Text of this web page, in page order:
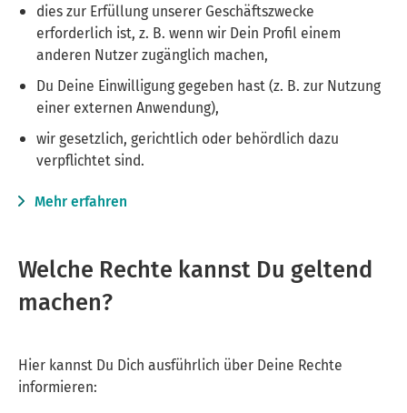
dies zur Erfüllung unserer Geschäftszwecke
erforderlich ist, z. B. wenn wir Dein Profil einem
anderen Nutzer zugänglich machen,
Du Deine Einwilligung gegeben hast (z. B. zur Nutzung
einer externen Anwendung),
wir gesetzlich, gerichtlich oder behördlich dazu
verpflichtet sind.
Mehr erfahren
Welche Rechte kannst Du geltend
machen?
Hier kannst Du Dich ausführlich über Deine Rechte
informieren: